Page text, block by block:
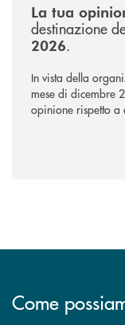
La tua
destinazione
2026.
In vista della
mese di dicembre
opinione rispetto a
Come